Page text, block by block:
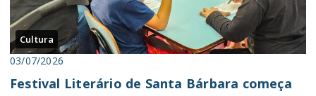
Cultura
03/07/2026
Festival Literário de Santa Bárbara começa